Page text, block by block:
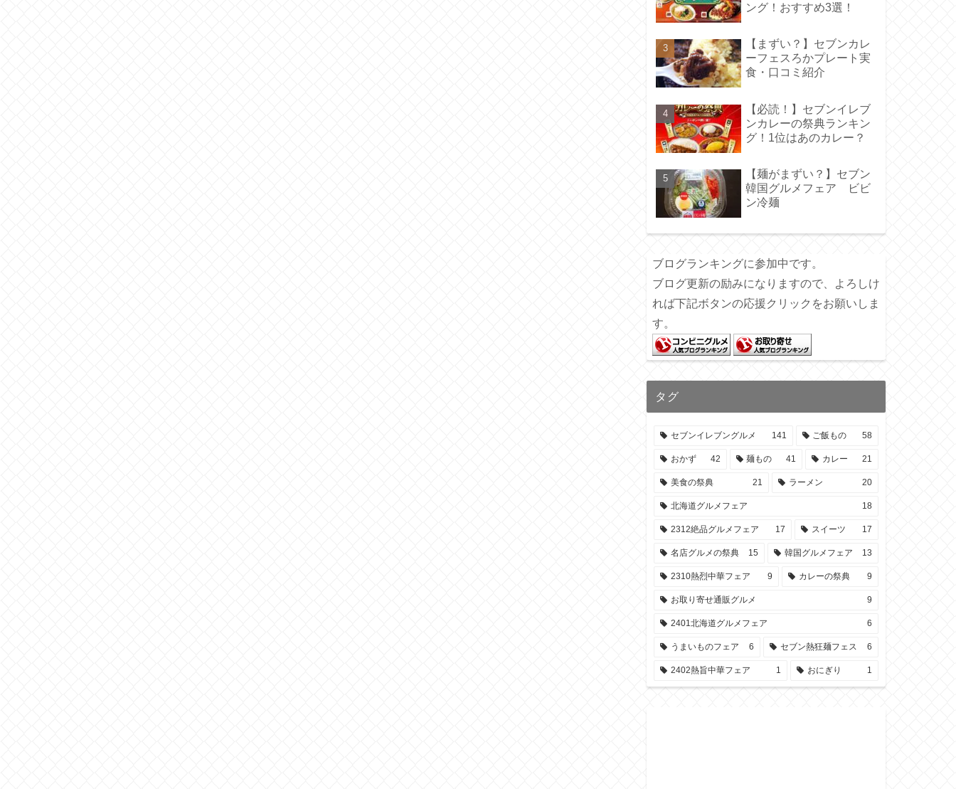
ング！おすすめ3選！
【まずい？】セブンカレ
ーフェスろかプレート実
食・口コミ紹介
【必読！】セブンイレブ
ンカレーの祭典ランキン
グ！1位はあのカレー？
【麺がまずい？】セブン
韓国グルメフェア ビビ
ン冷麺
ブログランキングに参加中です。
ブログ更新の励みになりますので、よろしけ
れば下記ボタンの応援クリックをお願いしま
す。
タグ
セブンイレブングルメ 141 ご飯もの 58
おかず 42 麺もの 41 カレー 21
美食の祭典 21 ラーメン 20
北海道グルメフェア 18
2312絶品グルメフェア 17 スイーツ 17
名店グルメの祭典 15 韓国グルメフェア 13
2310熱烈中華フェア 9 カレーの祭典 9
お取り寄せ通販グルメ 9
2401北海道グルメフェア 6
うまいものフェア 6 セブン熱狂麺フェス 6
2402熱旨中華フェア 1 おにぎり 1